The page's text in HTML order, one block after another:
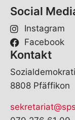
Social
Instagram
Facebook
Kontakt
8808 Pfäffikon